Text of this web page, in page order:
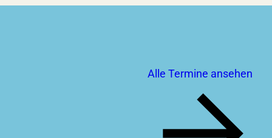
Alle Termine ansehen